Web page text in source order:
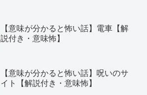
【意味が分かると怖い話】電車【解
説付き・意味怖】
【意味が分かると怖い話】呪いのサ
イト【解説付き・意味怖】